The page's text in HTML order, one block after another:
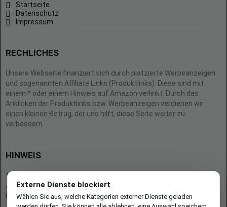
Startseite
Datenschutz
Impressum
RECHLICHES
Unsere Webseite finanziert sich durch platzierte Werbeanzeigen
und sogenannten Affiliate Links (Produktlinks). Diese sind mit
einem * oder einem Hinweis auf Amazon verlinkt. Durch das
Anklicken der Produktlinks bzw. Werbeanzeigen verdienen wir
einen kleinen Betrag, der uns hilft, diese Seite weiter zu
verbessern.
HINWEIS
* = Afilliate-Link (=Werbung)
Als Amazon-Partner verdient der Seitenbetreiber an qualifizierten
Käufen.
Externe Dienste blockiert
Wählen Sie aus, welche Kategorien externer Dienste geladen